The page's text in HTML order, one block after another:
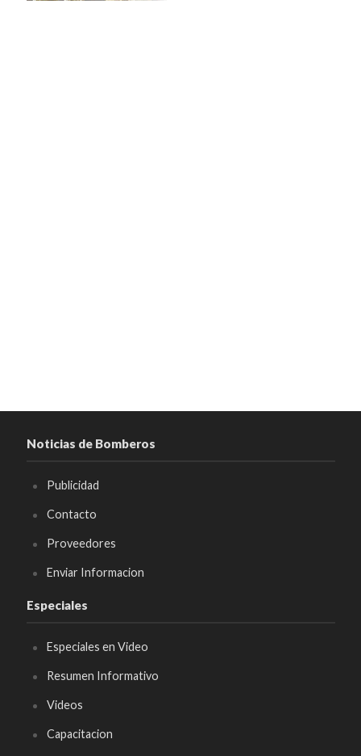
Noticias de Bomberos
Publicidad
Contacto
Proveedores
Enviar Informacion
Especiales
Especiales en Video
Resumen Informativo
Videos
Capacitacion